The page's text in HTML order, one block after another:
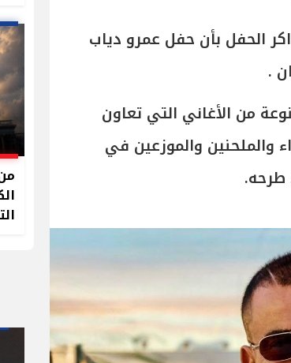
الحفل بأن حفل عمرو دياب
.
من الأغاني التي تعاون
والملحنين والموزعين في
طرحه.